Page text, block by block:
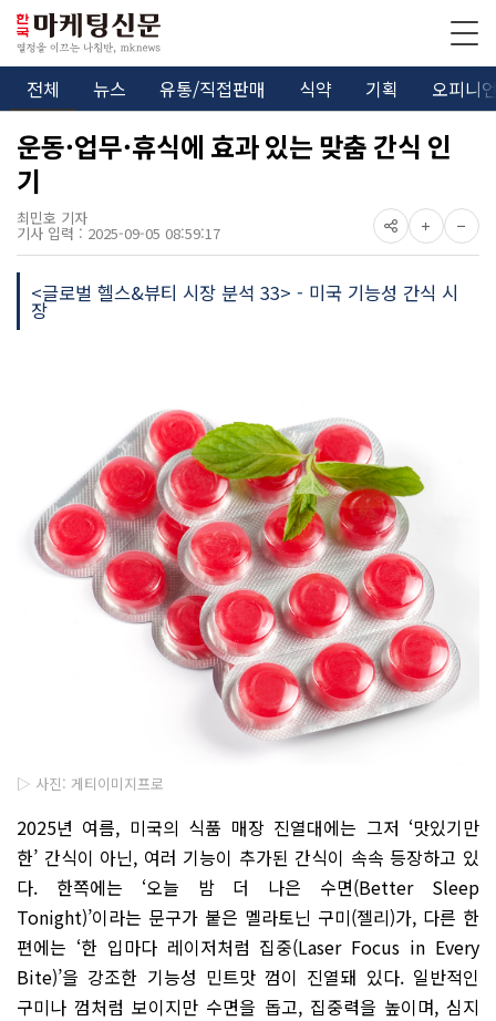
전체 뉴스 유통/직접판매 식약 기획 오피니
운동·업무·휴식에 효과 있는 맞춤 간식 인
기
최민호 기자
기사 입력 : 2025-09-05 08:59:17
<글로벌 헬스&뷰티 시장 분석 33> - 미국 기능성 간식 시
장
▷ 사진: 게티이미지프로
2025년 여름, 미국의 식품 매장 진열대에는 그저 ‘맛있기만
한’ 간식이 아닌, 여러 기능이 추가된 간식이 속속 등장하고 있
다. 한쪽에는 ‘오늘 밤 더 나은 수면(Better Sleep
Tonight)’이라는 문구가 붙은 멜라토닌 구미(젤리)가, 다른 한
편에는 ‘한 입마다 레이저처럼 집중(Laser Focus in Every
Bite)’을 강조한 기능성 민트맛 껌이 진열돼 있다. 일반적인
구미나 껌처럼 보이지만 수면을 돕고, 집중력을 높이며, 심지